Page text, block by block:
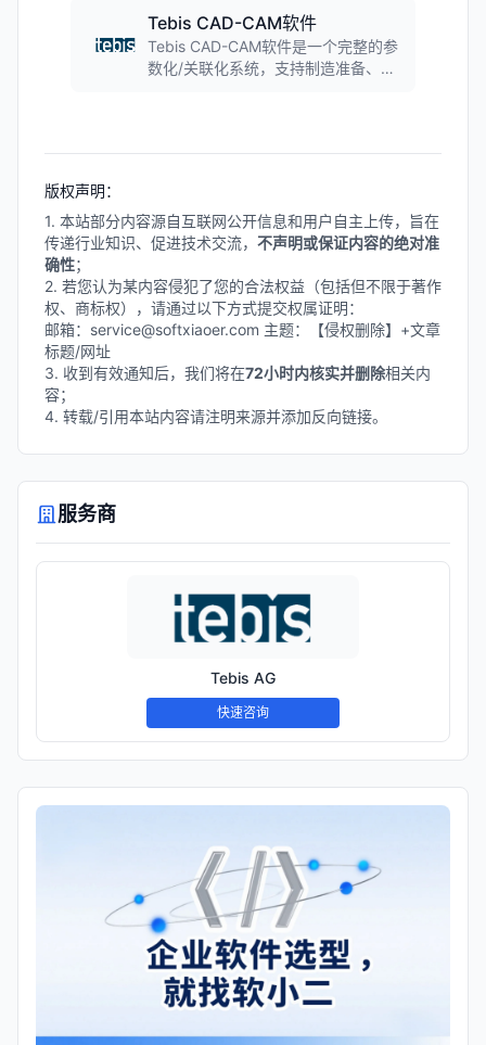
Tebis CAD-CAM软件
Tebis CAD-CAM软件是一个完整的参
数化/关联化系统，支持制造准备、设
孔、铣削、车削等。
版权声明：
1. 本站部分内容源自互联网公开信息和用户自主上传，旨在
传递行业知识、促进技术交流， 不声明或保证内容的绝对准
确性；
2. 若您认为某内容侵犯了您的合法权益（包括但不限于著作
权、商标权），请通过以下方式提交权属证明：
邮箱：service@softxiaoer.com 主题：【侵权删除】+文章
标题/网址
3. 收到有效通知后，我们将在72小时内核实并删除相关内
容；
4. 转载/引用本站内容请注明来源并添加反向链接。
服务商
Tebis AG
快速咨询